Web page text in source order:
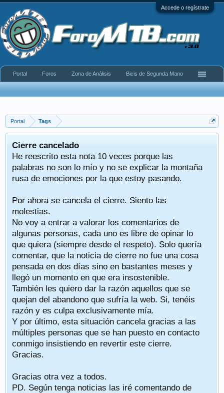
Accede o regístrate
Portal Tags
Cierre cancelado
He reescrito esta nota 10 veces porque las
palabras no son lo mío y no se explicar la montaña
rusa de emociones por la que estoy pasando.
Por ahora se cancela el cierre. Siento las
molestias.
No voy a entrar a valorar los comentarios de
algunas personas, cada uno es libre de opinar lo
que quiera (siempre desde el respeto). Solo quería
comentar, que la noticia de cierre no fue una cosa
pensada en dos días sino en bastantes meses y
llegó un momento en que era insostenible.
También les quiero dar la razón aquellos que se
quejan del abandono que sufría la web. Si, tenéis
razón y es culpa exclusivamente mía.
Y por último, esta situación cancela gracias a las
múltiples personas que se han puesto en contacto
conmigo insistiendo en revertir este cierre.
Gracias.
Gracias otra vez a todos.
PD. Según tenga noticias las iré comentando de
Portal Foros Zona de Análisis Bicis de Segunda Mano